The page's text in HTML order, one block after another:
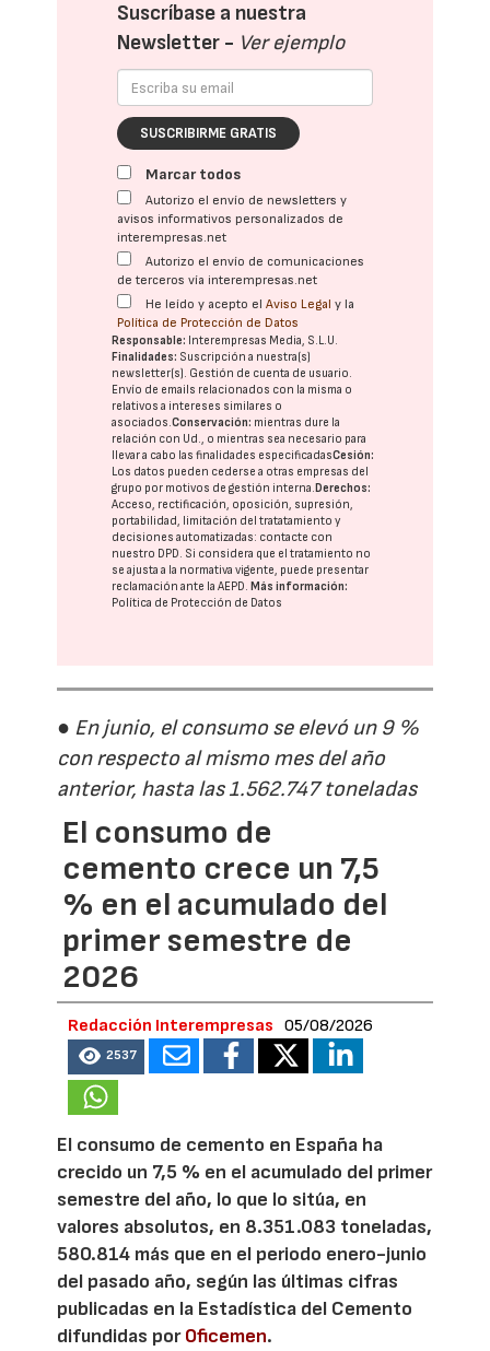
Suscríbase a nuestra
Newsletter - Ver ejemplo
SUSCRIBIRME GRATIS
Marcar todos
Autorizo el envío de newsletters y
avisos informativos personalizados de
interempresas.net
Autorizo el envío de comunicaciones
de terceros vía interempresas.net
He leído y acepto elAviso Legal y la
Política de Protección de Datos
Responsable: Interempresas Media, S.L.U.
Finalidades: Suscripción a nuestra(s)
newsletter(s). Gestión de cuenta de usuario.
Envío de emails relacionados con la misma o
relativos a intereses similares o
asociados.Conservación: mientras dure la
relación con Ud., o mientras sea necesario para
llevar a cabo las finalidades especificadasCesión:
Los datos pueden cederse a otras empresas del
grupo por motivos de gestión interna. Derechos:
Acceso, rectificación, oposición, supresión,
portabilidad, limitación del tratatamiento y
decisiones automatizadas: contacte con
nuestro DPD. Si considera que el tratamiento no
se ajusta a la normativa vigente, puede presentar
reclamación ante laAEPD. Más información:
Política de Protección de Datos
● En junio, el consumo se elevó un 9 %
con respecto al mismo mes del año
anterior, hasta las 1.562.747 toneladas
El consumo de
cemento crece un 7,5
% en el acumulado del
primer semestre de
2026
Redacción Interempresas 05/08/2026
2537
El consumo de cemento en España ha
crecido un 7,5 % en el acumulado del primer
semestre del año, lo que lo sitúa, en
valores absolutos, en 8.351.083 toneladas,
580.814 más que en el periodo enero-junio
del pasado año, según las últimas cifras
publicadas en la Estadística del Cemento
difundidas porOficemen.